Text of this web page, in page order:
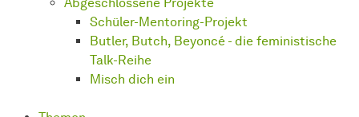
Schüler-Mentoring-Projekt
Butler, Butch, Beyoncé - die feministische
Talk-Reihe
Misch dich ein